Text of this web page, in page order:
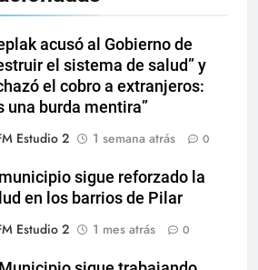
acusó al Gobierno de
el sistema de salud” y
el cobro a extranjeros:
una burda mentira”
Estudio 2
1 semana atrás 0
sigue reforzado la
en los barrios de Pilar
Estudio 2
1 mes atrás 0